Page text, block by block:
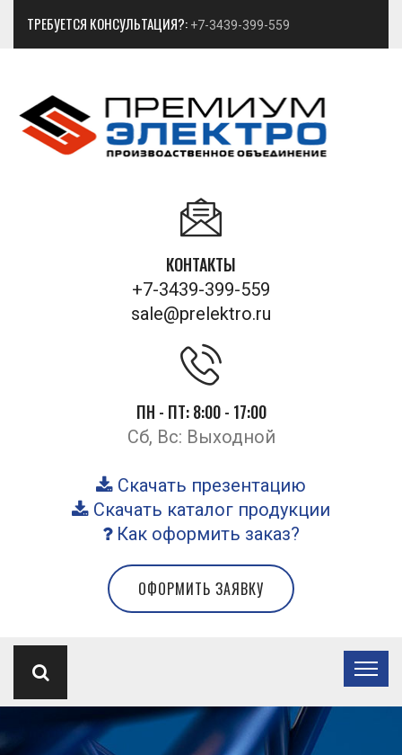
ТРЕБУЕТСЯ КОНСУЛЬТАЦИЯ?: +7-3439-399-559
КОНТАКТЫ
+7-3439-399-559
sale@prelektro.ru
ПН - ПТ: 8:00 - 17:00
Сб, Вс: Выходной
Скачать презентацию
Скачать каталог продукции
Как оформить заказ?
ОФОРМИТЬ ЗАЯВКУ